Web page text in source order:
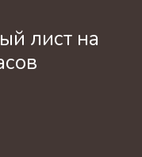
лист на